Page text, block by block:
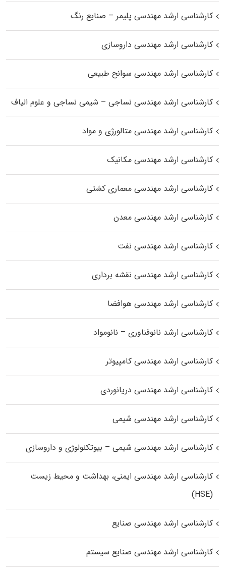
کارشناسی ارشد مهندسی پلیمر – صنایع رنگ
کارشناسی ارشد مهندسی داروسازی
کارشناسی ارشد مهندسی سوانح طبیعی
کارشناسی ارشد مهندسی نساجی – شیمی نساجی و علوم الیاف
کارشناسی ارشد مهندسی متالورژی و مواد
کارشناسی ارشد مهندسی مکانیک
کارشناسی ارشد مهندسی معماری کشتی
کارشناسی ارشد مهندسی معدن
کارشناسی ارشد مهندسی نفت
کارشناسی ارشد مهندسی نقشه برداری
کارشناسی ارشد مهندسی هوافضا
کارشناسی ارشد نانوفناوری – نانومواد
کارشناسی ارشد مهندسی کامپیوتر
کارشناسی ارشد مهندسی دریانوردی
کارشناسی ارشد مهندسی شیمی
کارشناسی ارشد مهندسی شیمی – بیوتکنولوژی و داروسازی
کارشناسی ارشد مهندسی ایمنی، بهداشت و محیط زیست
(HSE)
کارشناسی ارشد مهندسی صنایع
کارشناسی ارشد مهندسی صنایع سیستم